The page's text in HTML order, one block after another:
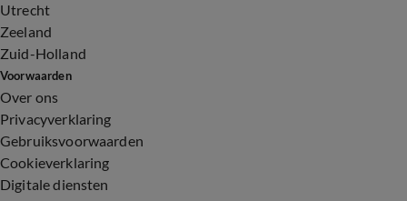
Utrecht
Zeeland
Zuid-Holland
Voorwaarden
Over ons
Privacyverklaring
Gebruiksvoorwaarden
Cookieverklaring
Digitale diensten